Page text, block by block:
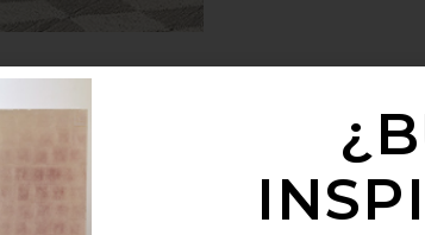
de sus ocupantes; así, se
o sistemas de captación de agua. Pero
el adobe), reciclados o certificados;
¿La buena noticia? El
ofrece
incluyan eco-tecnologías en sus viviendas.